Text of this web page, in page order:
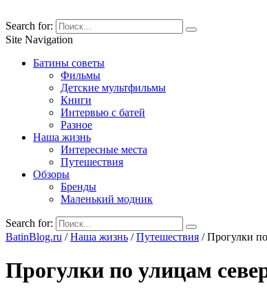
Search for:
Site Navigation
Батины советы
Фильмы
Детские мультфильмы
Книги
Интервью с батей
Разное
Наша жизнь
Интересные места
Путешествия
Обзоры
Бренды
Маленький модник
Search for:
BatinBlog.ru /Наша жизнь /Путешествия /Прогулки
Прогулки по улицам